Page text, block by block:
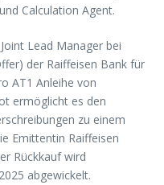
Calculation Agent.
Lead Manager bei
der Raiffeisen Bank für
AT1 Anleihe von
ermöglicht es den
zu einem
Emittentin Raiffeisen
Rückkauf wird
abgewickelt.